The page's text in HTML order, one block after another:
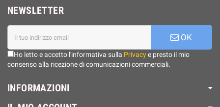
NEWSLETTER
OK
Ho letto e accetto l'informativa sulla Privacye presto il mio
consenso alla ricezione di comunicazioni commerciali.
INFORMAZIONI